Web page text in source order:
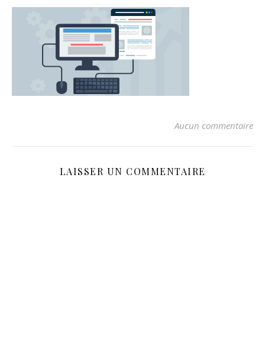
Aucun commentaire
LAISSER UN COMMENTAIRE